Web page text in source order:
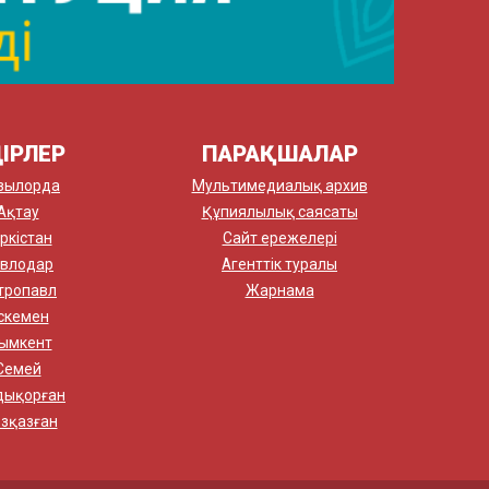
ПАРАҚШАЛАР
Мультимедиалық архив
Құпиялылық саясаты
Сайт ережелері
Агенттік туралы
Жарнама